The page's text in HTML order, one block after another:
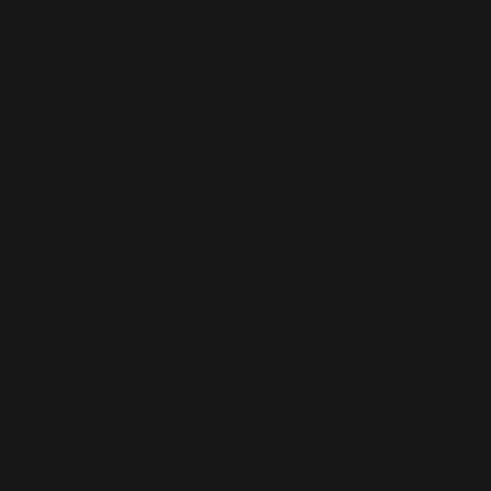
pas à contacter notre
de l'information sur votre